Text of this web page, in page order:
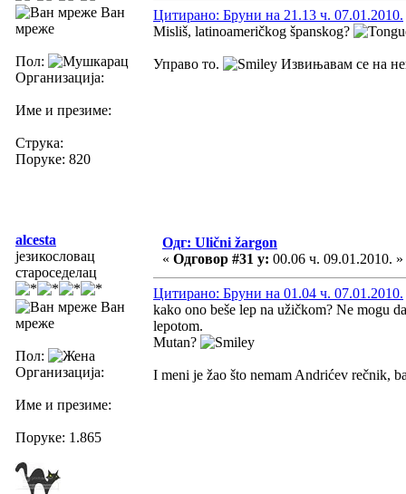
Ван
мреже
Пол:
Организација:
Име и презиме:
Струка:
Поруке: 820
Цитирано: Бруни на 21.13 ч. 07.01.2010.
Misliš, latinoameričkog španskog?
Управо то. Извињавам се на
alcesta
језикословац
староседелац
Ван
мреже
Пол:
Организација:
Име и презиме:
Поруке: 1.865
Одг: Ulični žargon
« Одговор #31 у: 00.06 ч. 09.01.2010. »
Цитирано: Бруни на 01.04 ч. 07.01.2010.
kako ono beše lep na užičkom? Ne mogu
lepotom.
Mutan?
I meni je žao što nemam Andrićev rečnik,